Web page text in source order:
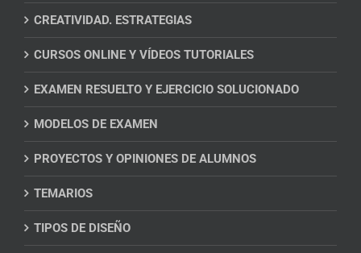
CREATIVIDAD. ESTRATEGIAS
CURSOS ONLINE Y VÍDEOS TUTORIALES
EXAMEN RESUELTO Y EJERCICIO SOLUCIONADO
MODELOS DE EXAMEN
PROYECTOS Y OPINIONES DE ALUMNOS
TEMARIOS
TIPOS DE DISEÑO